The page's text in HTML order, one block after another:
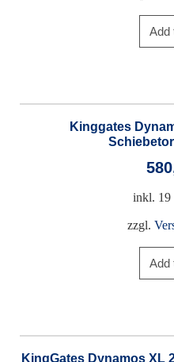
Add
Kinggates
inkl. 19
zzgl.
Add
KingGates Dynamos XL